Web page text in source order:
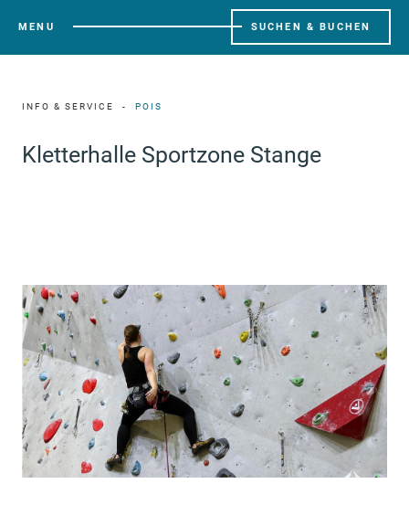
MENU SUCHEN & BUCHEN
INFO & SERVICE POIS
Kletterhalle Sportzone Stange